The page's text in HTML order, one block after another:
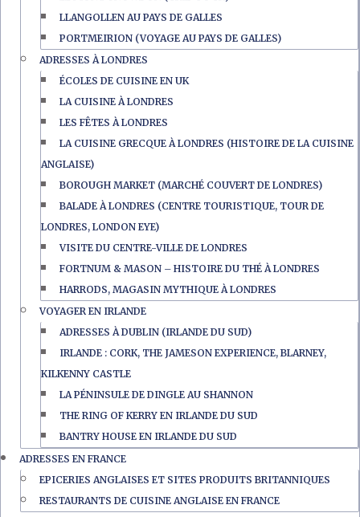
LLANGOLLEN AU PAYS DE GALLES
PORTMEIRION (VOYAGE AU PAYS DE GALLES)
ADRESSES À LONDRES
ÉCOLES DE CUISINE EN UK
LA CUISINE À LONDRES
LES FÊTES À LONDRES
LA CUISINE GRECQUE À LONDRES (HISTOIRE DE LA CUISINE
ANGLAISE)
BOROUGH MARKET (MARCHÉ COUVERT DE LONDRES)
BALADE À LONDRES (CENTRE TOURISTIQUE, TOUR DE
LONDRES, LONDON EYE)
VISITE DU CENTRE-VILLE DE LONDRES
FORTNUM & MASON – HISTOIRE DU THÉ À LONDRES
HARRODS, MAGASIN MYTHIQUE À LONDRES
VOYAGER EN IRLANDE
ADRESSES À DUBLIN (IRLANDE DU SUD)
IRLANDE : CORK, THE JAMESON EXPERIENCE, BLARNEY,
KILKENNY CASTLE
LA PÉNINSULE DE DINGLE AU SHANNON
THE RING OF KERRY EN IRLANDE DU SUD
BANTRY HOUSE EN IRLANDE DU SUD
ADRESSES EN FRANCE
EPICERIES ANGLAISES ET SITES PRODUITS BRITANNIQUES
RESTAURANTS DE CUISINE ANGLAISE EN FRANCE